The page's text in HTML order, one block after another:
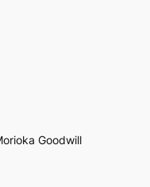
Goodwill